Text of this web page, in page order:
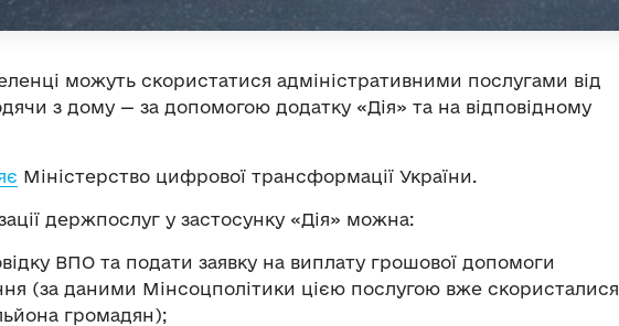
можуть скористатися адміністративними послугами від
з дому — за допомогою додатку «Дія»‎‎ та на відповідному
Міністерство цифрової трансформації України.
держпослуг у застосунку «Дія»‎‎ можна:
ВПО та подати заявку на виплату грошової допомоги
(за даними Мінсоцполітики цією послугою вже скористалися
громадян);